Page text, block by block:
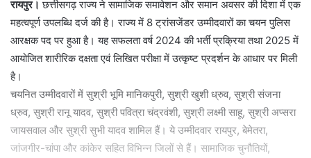
रायपुर। छत्तीसगढ़ राज्य ने सामाजिक समावेशन और समान अवसर की दिशा में एक
महत्वपूर्ण उपलब्धि दर्ज की है। राज्य में 8 ट्रांसजेंडर उम्मीदवारों का चयन पुलिस
आरक्षक पद पर हुआ है। यह सफलता वर्ष 2024 की भर्ती प्रक्रिया तथा 2025 में
आयोजित शारीरिक दक्षता एवं लिखित परीक्षा में उत्कृष्ट प्रदर्शन के आधार पर मिली
है।
चयनित उम्मीदवारों में सुश्री भूमि मानिकपुरी, सुश्री खुशी ध्रुव, सुश्री संजना
ध्रुव, सुश्री रानू यादव, सुश्री पवित्रा चंद्रवंशी, सुश्री लक्ष्मी साहू, सुश्री अप्सरा
जायसवाल और सुश्री सुभी यादव शामिल हैं। ये उम्मीदवार रायपुर, बेमेतरा,
जांजगीर-चांपा और कांकेर सहित विभिन्न जिलों से हैं। सामाजिक चुनौतियों,